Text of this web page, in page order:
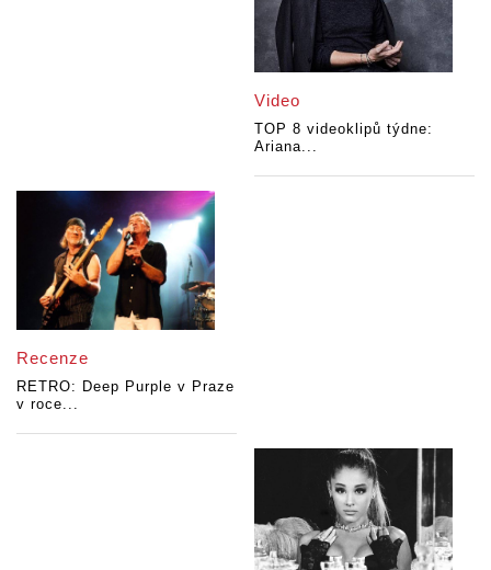
Video
TOP 8 videoklipů týdne:
Ariana...
Recenze
RETRO: Deep Purple v Praze
v roce...